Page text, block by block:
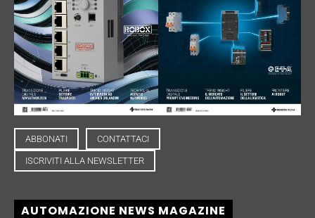
ABBONATI CONTATTACI
ISCRIVITI ALLA NEWSLETTER
AUTOMAZIONE NEWS MAGAZINE